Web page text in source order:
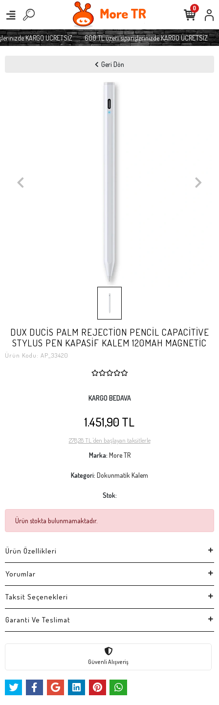
KARGO ÜCRETSİZ 600 TL üzeri siparişlerinizde KARGO ÜCRETSİZ
0
Geri Dön
DUX DUCİS PALM REJECTİON PENCİL CAPACİTİVE
STYLUS PEN KAPASİF KALEM 120MAH MAGNETİC
Ürün Kodu: AP_33420
KARGO BEDAVA
1.451,90 TL
278,28 TL 'den başlayan taksitlerle
Marka: More TR
Kategori: Dokunmatik Kalem
Stok:
Ürün stokta bulunmamaktadır.
Ürün Özellikleri
Yorumlar
Taksit Seçenekleri
Garanti Ve Teslimat
Güvenli Alışveriş